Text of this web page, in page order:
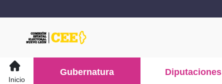
Inicio
Gubernatura Diputaciones